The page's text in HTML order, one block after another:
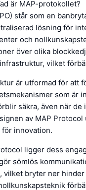
är MAP-protokollet?
står som en
lösning för
och
över olika
vilket
är utformad för att
som är
säkra, även när
av MAP
innovation.
ligger dess
sömlös
vilket bryter ner